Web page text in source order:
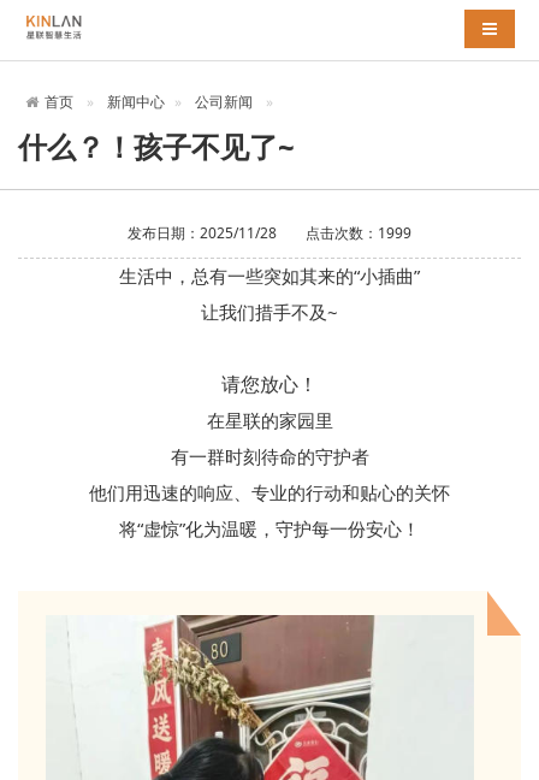
导航切
首页 新闻中心 公司新闻
什么？！孩子不见了~
发布日期：2025/11/28 点击次数：1999
生活中，总有一些突如其来的“小插曲”
让我们措手不及~
请您放心！
在星联的家园里
有一群时刻待命的守护者
他们用迅速的响应、专业的行动和贴心的关怀
将“虚惊”化为温暖， 守护每一份安心！